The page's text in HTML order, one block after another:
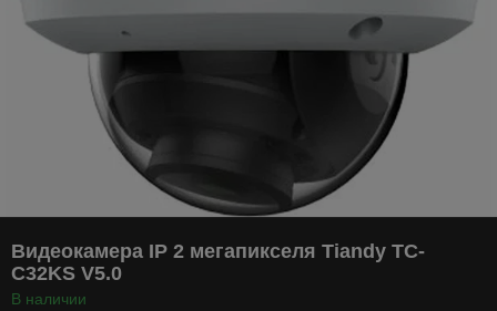
Видеокамера IP 2 мегапикселя Tiandy TC-
C32KS V5.0
В наличии